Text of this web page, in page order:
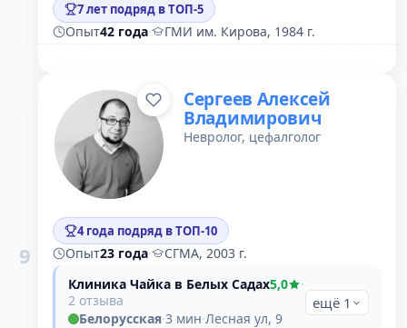
7 лет подряд в ТОП-5
Опыт42 года· ГМИ им. Кирова, 1984 г.
9
Сергеев Алексей
Владимирович
Невролог, цефалголог
4 года подряд в ТОП-10
Опыт23 года·
СГМА, 2003 г.
Клиника Чайка в Белых Садах5,0
·
2 отзыва
Белорусская·3 мин·Лесная ул, 9
ещё 1